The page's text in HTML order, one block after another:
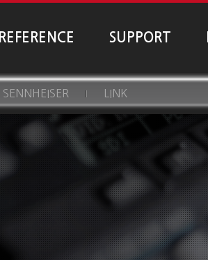
REFERENCE SUPPORT
SENNHEISER LINK